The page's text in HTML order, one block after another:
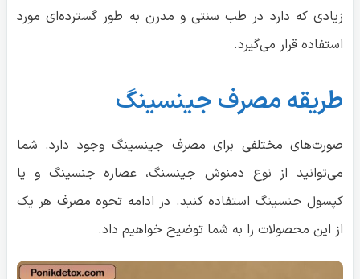
زیادی که دارد در طب سنتی و مدرن به طور گسترده‌ای مورد
استفاده قرار می‌گیرد.
طریقه مصرف جینسینگ
صورت‌های مختلفی برای مصرف جینسینگ وجود دارد. شما
می‌توانید از نوع دمنوش جینسنگ، عصاره جنسینگ و یا
کپسول جنسینگ استفاده کنید. در ادامه تحوه مصرف هر یک
از این محصولات را به شما توضیح خواهیم داد.